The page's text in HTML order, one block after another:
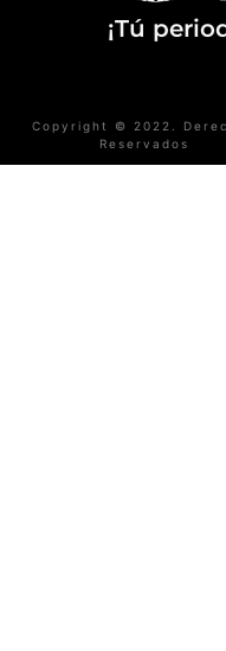
¡Tú
Copyright © 2022.
Reservados